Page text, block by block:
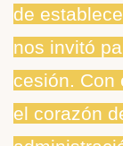
de
nos invitó
cesión. Con
el corazón